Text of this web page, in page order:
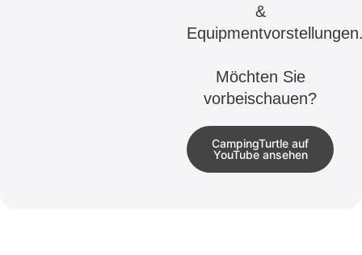
&
Möchten Sie
vorbeischauen?
CampingTurtle auf
YouTube ansehen